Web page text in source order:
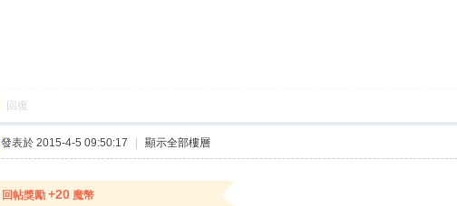
回復
發表於 2015-4-5 09:50:17 顯示全部樓層
回帖獎勵 +20 魔幣